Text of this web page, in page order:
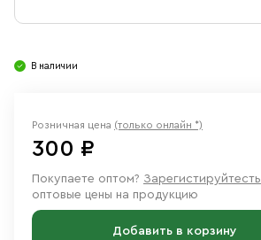
В наличии
Розничная цена (только онлайн *)
300 ₽
Покупаете оптом? Зарегистируйтесть
оптовые цены на продукцию
Добавить в корзину